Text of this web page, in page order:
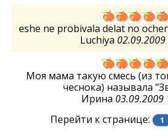
eshe ne probivala delat no
Luchiya
Моя мама такую смесь (из
чеснока) называла
Ирина 03.09.2009
Перейти к странице:
1